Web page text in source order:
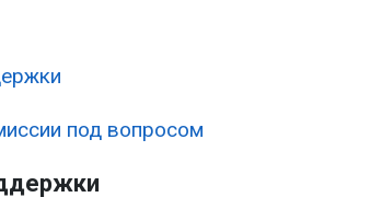
под вопросом